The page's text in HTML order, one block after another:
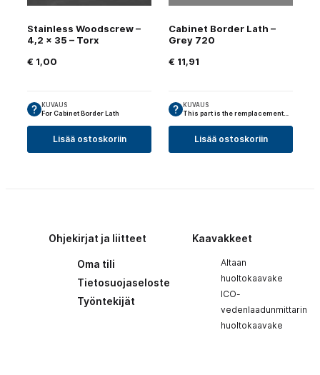
Stainless Woodscrew –
4,2 × 35 – Torx
€ 1,00
KUVAUS
For Cabinet Border Lath
Lisää ostoskoriin
Cabinet Border Lath –
Grey 720
€ 11,91
KUVAUS
This part is the remplacement…
Lisää ostoskoriin
Ohjekirjat ja liitteet
Oma tili
Tietosuojaseloste
Työntekijät
Kaavakkeet
Altaan
huoltokaavake
ICO-
vedenlaadunmittarin
huoltokaavake